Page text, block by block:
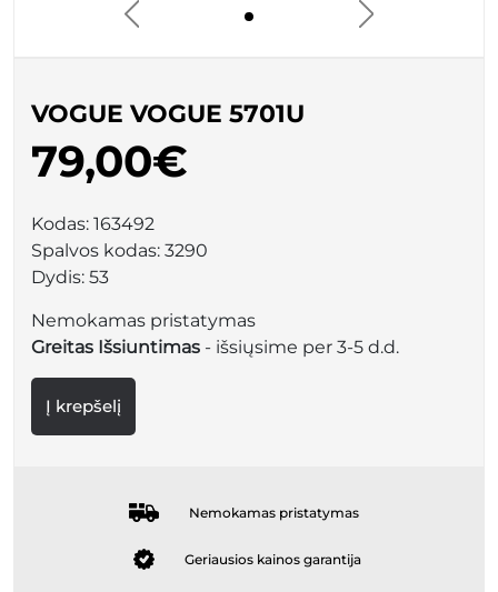
VOGUE VOGUE 5701U
79,00€
Kodas: 163492
Spalvos kodas: 3290
Dydis: 53
Nemokamas pristatymas
Greitas Išsiuntimas - išsiųsime per 3-5 d.d.
Į krepšelį
Nemokamas pristatymas
Geriausios kainos garantija